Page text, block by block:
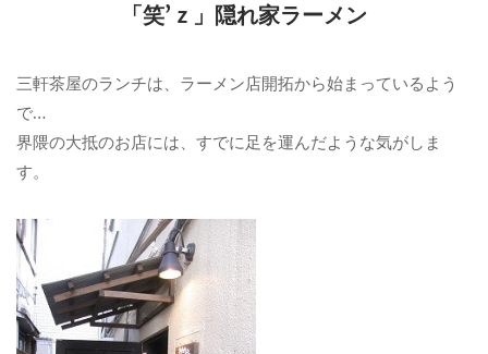
「笑’ｚ」隠れ家ラーメン
三軒茶屋のランチは、ラーメン店開拓から始まっているよう
で…
界隈の大抵のお店には、すでに足を運んだような気がしま
す。